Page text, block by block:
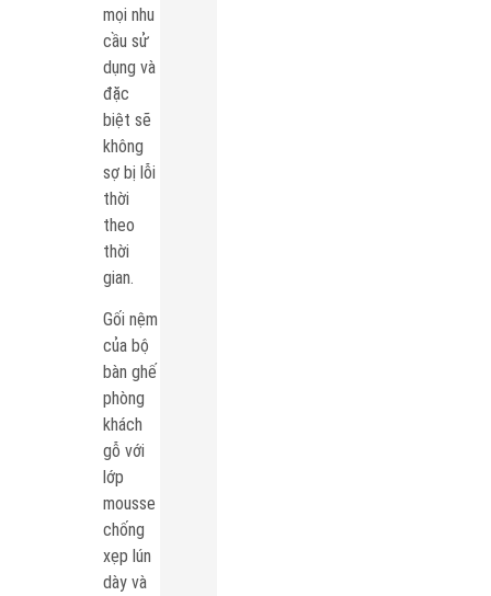
mọi nhu
cầu sử
dụng và
đặc
biệt sẽ
không
sợ bị lỗi
thời
theo
thời
gian.
Gối nệm
của bộ
bàn ghế
phòng
khách
gỗ với
lớp
mousse
chống
xẹp lún
dày và